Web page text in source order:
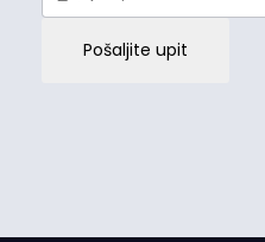
Pošaljite upit